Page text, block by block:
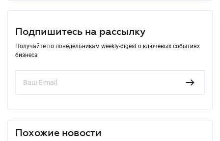
Подпишитесь на рассылку
Получайте по понедельникам weekly-digest о ключевых событиях
бизнеса
Похожие новости